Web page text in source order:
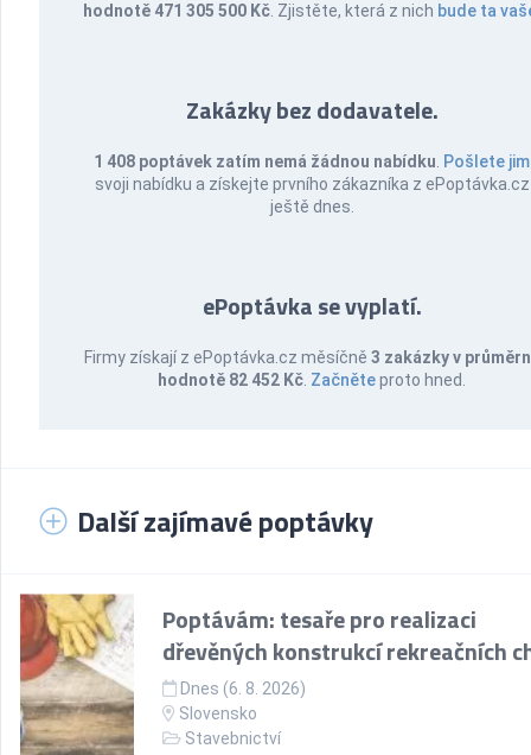
hodnotě 471 305 500 Kč . Zjistěte, která z nich bude ta
Zakázky bez dodavatele.
1 408 poptávek zatím nemá žádnou nabídku Pošlete jim
svoji nabídku a získejte prvního zákazníka z ePoptávka.cz
ještě dnes.
ePoptávka se vyplatí.
Firmy získají z ePoptávka.cz měsíčně 3 zakázky v
hodnotě 82 452 Kč Začněteproto hned.
Další zajímavé poptávky
Poptávám: tesaře pro realizaci
dřevěných konstrukcí rekreačních
Dnes (6. 8. 2026)
Slovensko
Stavebnictví